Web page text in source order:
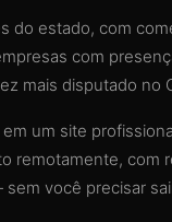
do estado, com
com
mais disputado no
um site
remotamente, com
você precisar